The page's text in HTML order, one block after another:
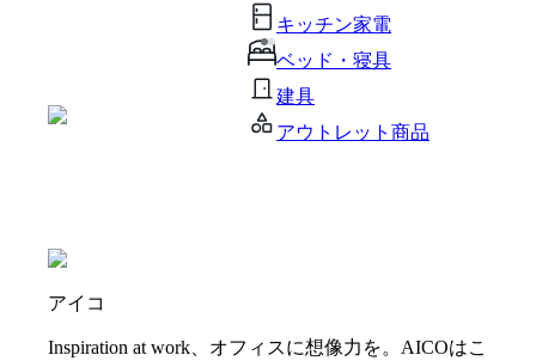
キッチン家電
ベッド・寝具
建具
アウトレット商品
アイコ
Inspiration at work、オフィスに想像力を。AICOはこ